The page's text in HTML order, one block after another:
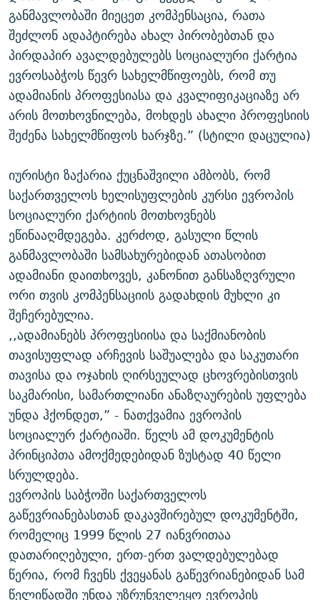
განმავლობაში მიეცეთ კომპენსაცია, რათა
შეძლონ ადაპტირება ახალ პირობებთან და
პირდაპირ ავალდებულებს სოციალური ქარტია
ევროსაბჭოს წევრ სახელმწიფოებს, რომ თუ
ადამიანის პროფესიასა და კვალიფიკაციაზე არ
არის მოთხოვნილება, მოხდეს ახალი პროფესიის
შეძენა სახელმწიფოს ხარჯზე.” (სტილი დაცულია)
იურისტი ზაქარია ქუცნაშვილი ამბობს, რომ
საქართველოს ხელისუფლების კურსი ევროპის
სოციალური ქარტიის მოთხოვნებს
ეწინააღმდეგება. კერძოდ, გასული წლის
განმავლობაში სამსახურებიდან ათასობით
ადამიანი დაითხოვეს, კანონით განსაზღვრული
ორი თვის კომპენსაციის გადახდის მუხლი კი
შეჩერებულია.
,,ადამიანებს პროფესიისა და საქმიანობის
თავისუფლად არჩევის საშუალება და საკუთარი
თავისა და ოჯახის ღირსეულად ცხოვრებისთვის
საკმარისი, სამართლიანი ანაზღაურების უფლება
უნდა ჰქონდეთ,” - ნათქვამია ევროპის
სოციალურ ქარტიაში. წელს ამ დოკუმენტის
პრინციპთა ამოქმედებიდან ზუსტად 40 წელი
სრულდება.
ევროპის საბჭოში საქართველოს
გაწევრიანებასთან დაკავშირებულ დოკუმენტში,
რომელიც 1999 წლის 27 იანვრითაა
დათარიღებული, ერთ-ერთ ვალდებულებად
წერია, რომ ჩვენს ქვეყანას გაწევრიანებიდან სამ
წელიწადში უნდა უზრუნველეყო ევროპის